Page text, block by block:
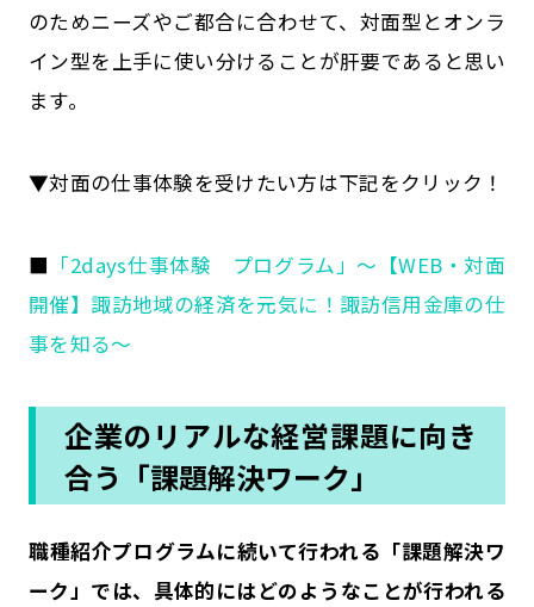
のためニーズやご都合に合わせて、対面型とオンラ
イン型を上手に使い分けることが肝要であると思い
ます。
▼対面の仕事体験を受けたい方は下記をクリック！
■ 「2days仕事体験 プログラム」～【WEB・対面
開催】諏訪地域の経済を元気に！諏訪信用金庫の仕
事を知る～
企業のリアルな経営課題に向き
合う「課題解決ワーク」
――職種紹介プログラムに続いて行われる「課題解決ワ
ーク」では、具体的にはどのようなことが行われる